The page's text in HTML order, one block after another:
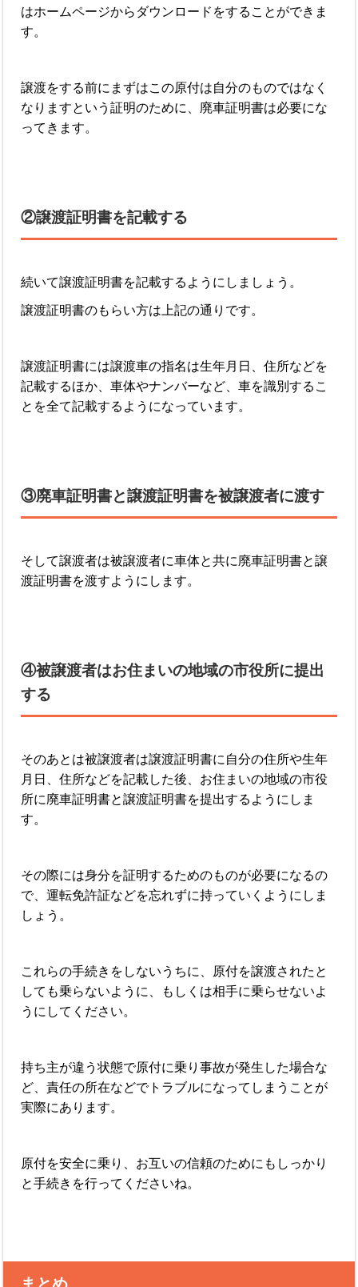
はホームページからダウンロードをすることができま
す。
譲渡をする前にまずはこの原付は自分のものではなく
なりますという証明のために、廃車証明書は必要にな
ってきます。
②譲渡証明書を記載する
続いて譲渡証明書を記載するようにしましょう。
譲渡証明書のもらい方は上記の通りです。
譲渡証明書には譲渡車の指名は生年月日、住所などを
記載するほか、車体やナンバーなど、車を識別するこ
とを全て記載するようになっています。
③廃車証明書と譲渡証明書を被譲渡者に渡す
そして譲渡者は被譲渡者に車体と共に廃車証明書と譲
渡証明書を渡すようにします。
④被譲渡者はお住まいの地域の市役所に提出
する
そのあとは被譲渡者は譲渡証明書に自分の住所や生年
月日、住所などを記載した後、お住まいの地域の市役
所に廃車証明書と譲渡証明書を提出するようにしま
す。
その際には身分を証明するためのものが必要になるの
で、運転免許証などを忘れずに持っていくようにしま
しょう。
これらの手続きをしないうちに、原付を譲渡されたと
しても乗らないように、もしくは相手に乗らせないよ
うにしてください。
持ち主が違う状態で原付に乗り事故が発生した場合な
ど、責任の所在などでトラブルになってしまうことが
実際にあります。
原付を安全に乗り、お互いの信頼のためにもしっかり
と手続きを行ってくださいね。